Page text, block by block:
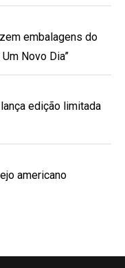
embalagens do
Novo Dia”
edição limitada
americano